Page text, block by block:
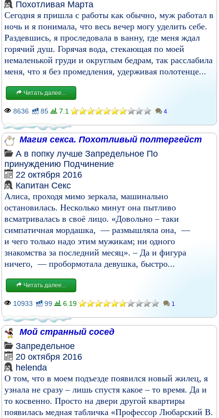
Похотливая Марта
Сегодня я пришла с работы как обычно, муж работал в
ночь и я понимала, что весь вечер могу уделить себе.
Раздевшись, я проследовала в ванну, где меня ждал
горячий душ. Горячая вода, стекающая по моей
немаленькой груди и округлым бедрам, так расслабила
меня, что я без промедления, удерживая полотенце...
Читать далее...
8636 85 7.1 4
Магия секса. Похотливый полтергейст
А в попку лучше Запредельное По
принуждению Подчинение
22 октября 2016
Капитан Секс
Алиса, проходя мимо зеркала, машинально
остановилась. Несколько минут она пытливо
всматривалась в своё лицо. «Довольно – таки
симпатичная мордашка, — размышляла она, —
и чего только надо этим мужикам; ни одного
знакомства за последний месяц». – Да и фигура
ничего, — пробормотала девушка, быстро...
Читать далее...
10933 99 6.19 1
Мой странный сосед
Запредельное
20 октября 2016
helenda
О том, что в моем подъезде появился новый жилец, я
узнала не сразу – лишь спустя какое – то время. Да и
то косвенно. Просто на двери другой квартиры
появилась медная табличка «Профессор Любарский В.